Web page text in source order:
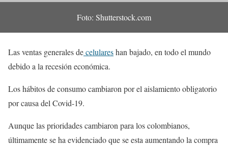
Foto: Shutterstock.com
Las ventas generales decelulareshan bajado, en todo el mundo
debido a la recesión económica.
Los hábitos de consumo cambiaron por el aislamiento obligatorio
por causa del Covid-19.
Aunque las prioridades cambiaron para los colombianos,
últimamente se ha evidenciado que se esta aumentando la compra